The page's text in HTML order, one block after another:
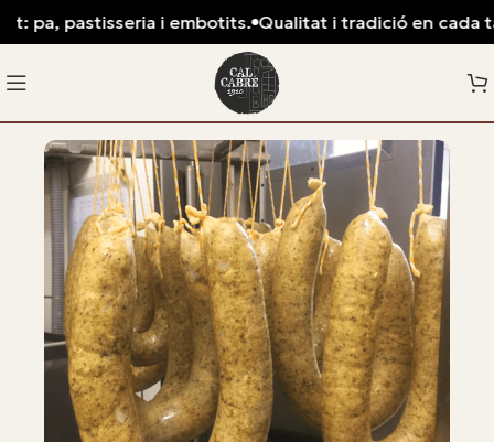
pa, pastisseria i embotits. Qualitat i tradició en cada